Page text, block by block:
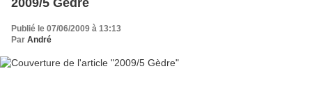
2009/5 Gèdre
Publié le 07/06/2009 à 13:13
Par André